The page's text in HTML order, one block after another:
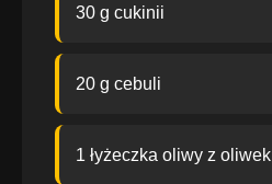
30 g cukinii
20 g cebuli
1 łyżeczka oliwy z oliwek